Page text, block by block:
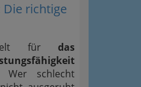
Die richtige
für das
Wer schlecht